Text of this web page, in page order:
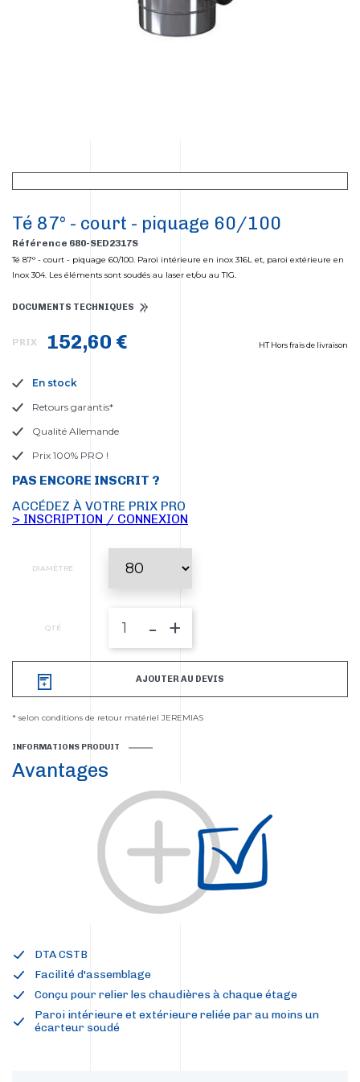
Té 87° - court - piquage 60/100
Référence 680-SED2317S
Té 87° - court - piquage 60/100. Paroi intérieure en inox 316L et, paroi extérieure en
Inox 304. Les éléments sont soudés au laser et/ou au TIG.
DOCUMENTS TECHNIQUES
PRIX 152,60 € HT Hors frais de livraison
En stock
Retours garantis*
Qualité Allemande
Prix 100% PRO !
PAS ENCORE INSCRIT ?
ACCÉDEZ À VOTRE PRIX PRO
> INSCRIPTION / CONNEXION
DIAMÈTRE
QTÉ - +
AJOUTER AU DEVIS
* selon conditions de retour matériel JEREMIAS
INFORMATIONS PRODUIT
Avantages
DTA CSTB
Facilité d'assemblage
Conçu pour relier les chaudières à chaque étage
Paroi intérieure et extérieure reliée par au moins un
écarteur soudé